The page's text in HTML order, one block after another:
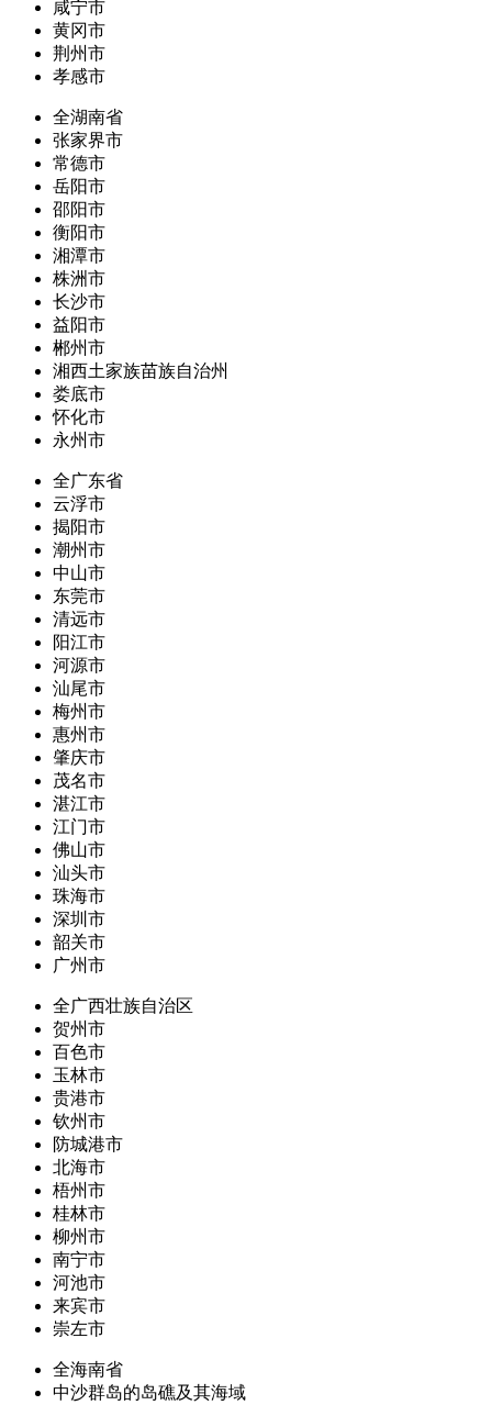
咸宁市
黄冈市
荆州市
孝感市
全湖南省
张家界市
常德市
岳阳市
邵阳市
衡阳市
湘潭市
株洲市
长沙市
益阳市
郴州市
湘西土家族苗族自治州
娄底市
怀化市
永州市
全广东省
云浮市
揭阳市
潮州市
中山市
东莞市
清远市
阳江市
河源市
汕尾市
梅州市
惠州市
肇庆市
茂名市
湛江市
江门市
佛山市
汕头市
珠海市
深圳市
韶关市
广州市
全广西壮族自治区
贺州市
百色市
玉林市
贵港市
钦州市
防城港市
北海市
梧州市
桂林市
柳州市
南宁市
河池市
来宾市
崇左市
全海南省
中沙群岛的岛礁及其海域